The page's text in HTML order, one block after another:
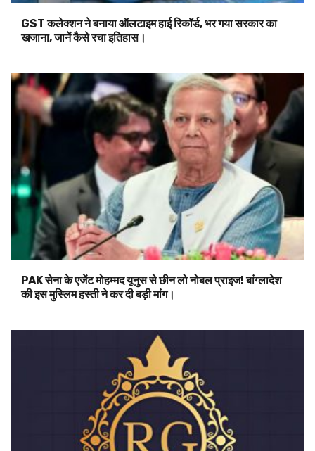
GST कलेक्शन ने बनाया ऑलटाइम हाई रिकॉर्ड, भर गया सरकार का
खजाना, जानें कैसे रचा इतिहास।
PAK सेना के एजेंट मोहम्मद यूनुस से छीन लो नोबल प्राइज! बांग्लादेश
की इस मुस्लिम हस्ती ने कर दी बड़ी मांग।